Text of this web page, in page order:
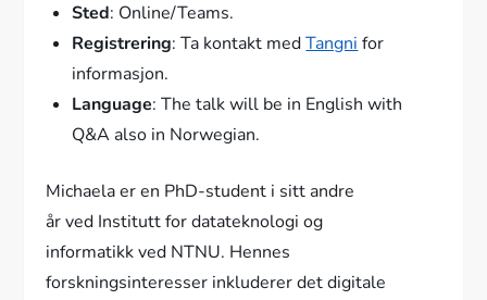
Sted: Online/Teams.
Registrering: Ta kontakt medTangni for
informasjon.
Language: The talk will be in English with
Q&A also in Norwegian.
Michaela er en PhD-student i sitt andre
år ved Institutt for datateknologi og
informatikk ved NTNU. Hennes
forskningsinteresser inkluderer det digitale